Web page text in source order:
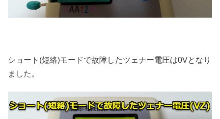
ショート(短絡)モードで故障したツェナー電圧は0Vとなり
ました。